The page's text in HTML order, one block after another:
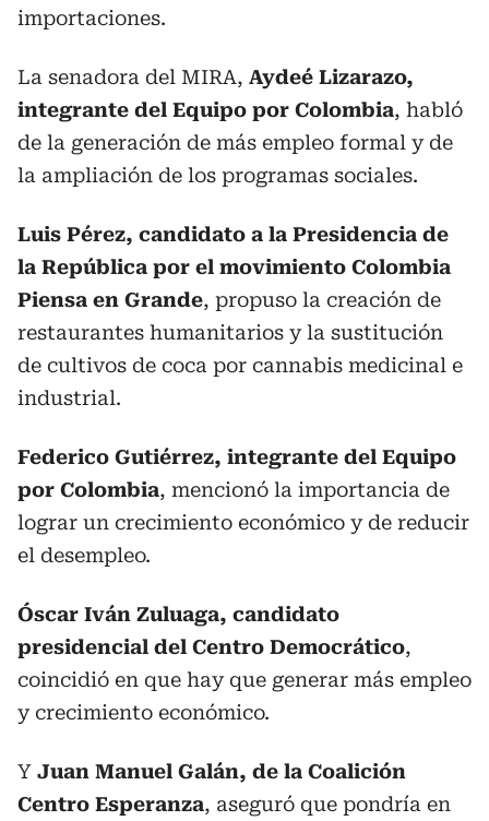
importaciones.
La senadora del MIRA, Aydeé Lizarazo,
integrante del Equipo por Colombia, habló
de la generación de más empleo formal y de
la ampliación de los programas sociales.
Luis Pérez, candidato a la Presidencia de
la República por el movimiento Colombia
Piensa en Grande, propuso la creación de
restaurantes humanitarios y la sustitución
de cultivos de coca por cannabis medicinal e
industrial.
Federico Gutiérrez, integrante del Equipo
por Colombia, mencionó la importancia de
lograr un crecimiento económico y de reducir
el desempleo.
Óscar Iván Zuluaga, candidato
presidencial del Centro Democrático,
coincidió en que hay que generar más empleo
y crecimiento económico.
Y Juan Manuel Galán, de la Coalición
Centro Esperanza, aseguró que pondría en